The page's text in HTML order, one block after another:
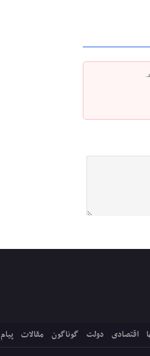
اقتصادی دولت گوناگون مقالات پیام